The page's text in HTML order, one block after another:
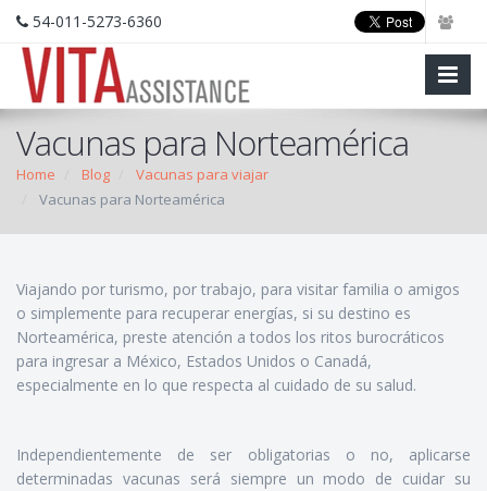
54-011-5273-6360
Vacunas para Norteamérica
Home Blog
Vacunas para viajar
Vacunas para Norteamérica
Viajando por turismo, por trabajo, para visitar familia o amigos
o simplemente para recuperar energías, si su destino es
Norteamérica, preste atención a todos los ritos burocráticos
para ingresar a México, Estados Unidos o Canadá,
especialmente en lo que respecta al cuidado de su salud.
Independientemente de ser obligatorias o no, aplicarse
determinadas vacunas será siempre un modo de cuidar su